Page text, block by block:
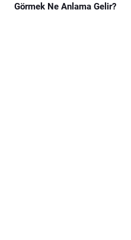
Görmek Ne Anlama Gelir?